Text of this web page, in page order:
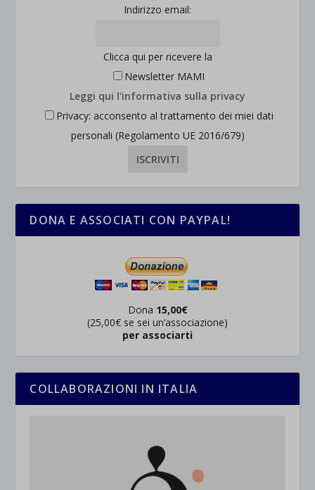
Indirizzo email:
Clicca qui per ricevere la
Newsletter MAMI
Leggi qui l'informativa sulla privacy
Privacy: acconsento al trattamento dei miei dati
personali (Regolamento UE 2016/679)
DONA E ASSOCIATI CON PAYPAL!
Dona 15,00€
(25,00€ se sei un’associazione)
per associarti
COLLABORAZIONI IN ITALIA